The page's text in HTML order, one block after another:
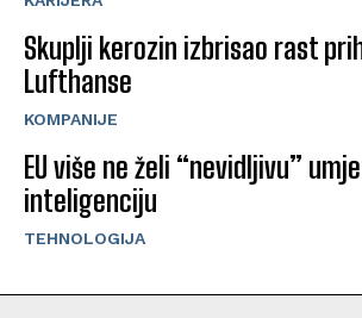
Skuplji kerozin izbrisao rast
Lufthanse
KOMPANIJE
EU više ne želi “nevidljivu”
inteligenciju
TEHNOLOGIJA